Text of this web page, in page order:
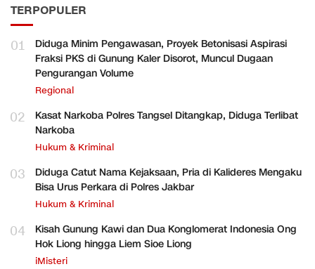
TERPOPULER
01
Diduga Minim Pengawasan, Proyek Betonisasi Aspirasi
Fraksi PKS di Gunung Kaler Disorot, Muncul Dugaan
Pengurangan Volume
Regional
02
Kasat Narkoba Polres Tangsel Ditangkap, Diduga Terlibat
Narkoba
Hukum & Kriminal
03
Diduga Catut Nama Kejaksaan, Pria di Kalideres Mengaku
Bisa Urus Perkara di Polres Jakbar
Hukum & Kriminal
04
Kisah Gunung Kawi dan Dua Konglomerat Indonesia Ong
Hok Liong hingga Liem Sioe Liong
iMisteri